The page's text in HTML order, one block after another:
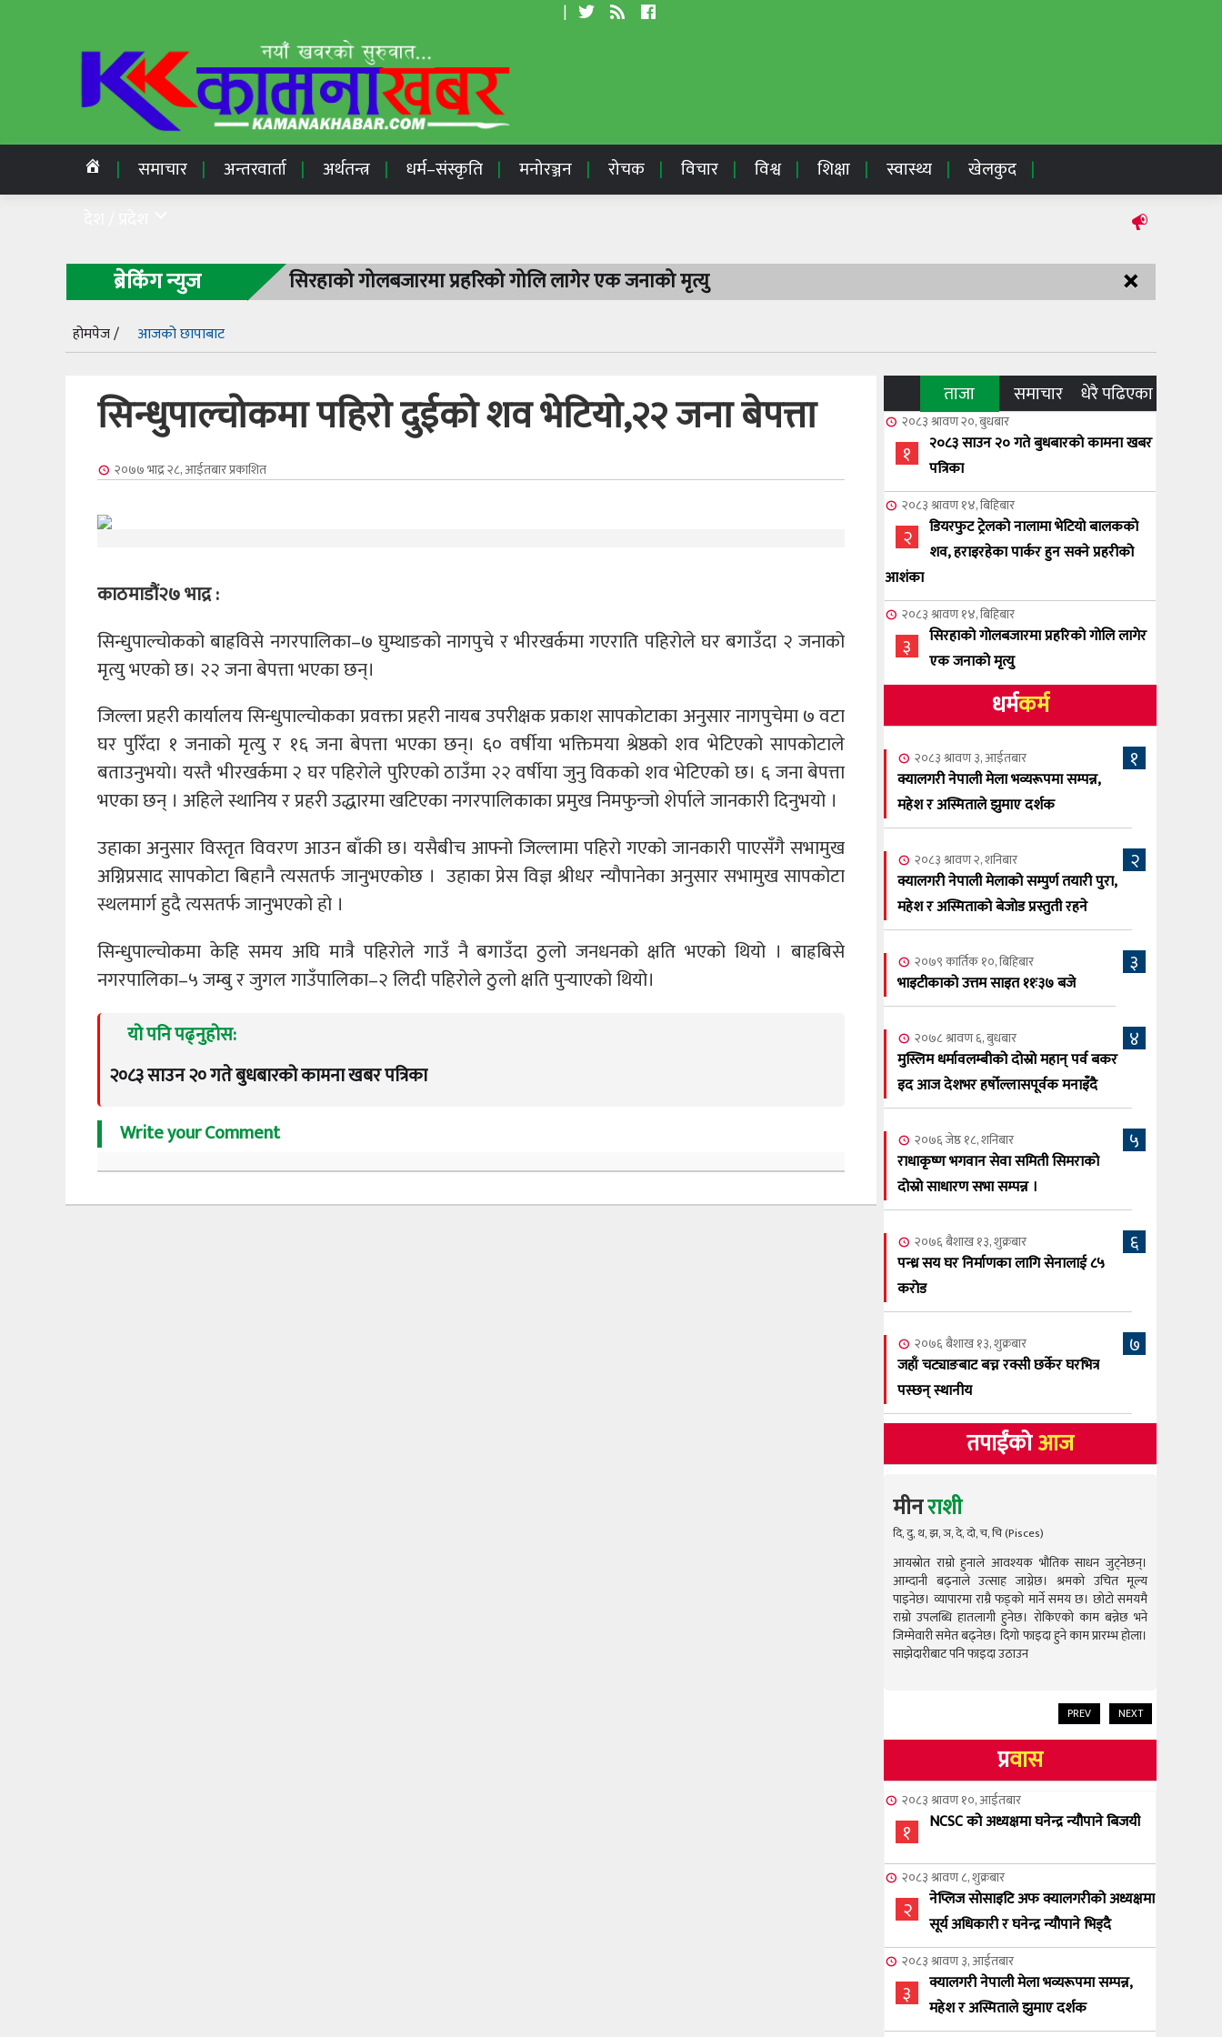
|
समाचार अन्तरवार्ता अर्थतन्त्र धर्म–संस्कृति मनोरञ्जन रोचक विचार विश्व शिक्षा स्वास्थ्य
खेलकुद
ब्रेकिंग न्युज सिरहाको गोलबजारमा प्रहरिको गोलि लागेर एक जनाको मृत्यु ×
होमपेज / आजको छापाबाट
सिन्धुपाल्चोकमा पहिरो दुईको शव भेटियो,२२ जना बेपत्ता
२०७७ भाद्र २८, आईतबारप्रकाशित
काठमाडौं२७ भाद्र :
सिन्धुपाल्चोकको बाह्रविसे नगरपालिका–७ घुम्थाङको नागपुचे र भीरखर्कमा गएराति पहिरोले घर बगाउँदा २ जनाको
मृत्यु भएको छ। २२ जना बेपत्ता भएका छन्।
जिल्ला प्रहरी कार्यालय सिन्धुपाल्चोकका प्रवक्ता प्रहरी नायब उपरीक्षक प्रकाश सापकोटाका अनुसार नागपुचेमा ७ वटा
घर पुरिँदा १ जनाको मृत्यु र १६ जना बेपत्ता भएका छन्। ६० वर्षीया भक्तिमया श्रेष्ठको शव भेटिएको सापकोटाले
बताउनुभयो। यस्तै भीरखर्कमा २ घर पहिरोले पुरिएको ठाउँमा २२ वर्षीया जुनु विकको शव भेटिएको छ। ६ जना बेपत्ता
भएका छन् । अहिले स्थानिय र प्रहरी उद्धारमा खटिएका नगरपालिकाका प्रमुख निमफुन्जो शेर्पाले जानकारी दिनुभयो ।
उहाका अनुसार विस्तृत विवरण आउन बाँकी छ। यसैबीच आफ्नो जिल्लामा पहिरो गएको जानकारी पाएसँगै सभामुख
अग्निप्रसाद सापकोटा बिहानै त्यसतर्फ जानुभएकोछ । उहाका प्रेस विज्ञ श्रीधर न्यौपानेका अनुसार सभामुख सापकोटा
स्थलमार्ग हुदै त्यसतर्फ जानुभएको हो ।
सिन्धुपाल्चोकमा केहि समय अघि मात्रै पहिरोले गाउँ नै बगाउँदा ठुलो जनधनको क्षति भएको थियो । बाह्रबिसे
नगरपालिका–५ जम्बु र जुगल गाउँपालिका–२ लिदी पहिरोले ठुलो क्षति पुर्‍याएको थियो।
यो पनि पढ्नुहोस:
२०८३ साउन २० गते बुधबारको कामना खबर पत्रिका
Write your Comment
ताजा समाचार धेरै पढिएका
२०८३ श्रावण २०, बुधबार
१
२०८३ साउन २० गते बुधबारको कामना खबर
पत्रिका
२०८३ श्रावण १४, बिहिबार
२
डियरफुट ट्रेलको नालामा भेटियो बालकको
शव, हराइरहेका पार्कर हुन सक्ने प्रहरीको
आशंका
२०८३ श्रावण १४, बिहिबार
३
सिरहाको गोलबजारमा प्रहरिको गोलि लागेर
एक जनाको मृत्यु
२०८३ श्रावण १०, आईतबार
४ NCSC को अध्यक्षमा घनेन्द्र न्यौपाने बिजयी
२०८३ श्रावण ८, शुक्रबार
५
नेप्लिज सोसाइटि अफ क्यालगरीको अध्यक्षमा
सूर्य अधिकारी र घनेन्द्र न्यौपाने भिड्दै
२०८३ श्रावण ६, बुधबार
६
२०८३ काउन ६ गते बुधबारको कामना खबर
पत्रिका
७
क्यालगरी नेपाली मेला भव्यरूपमा सम्पन्न,
महेश र अस्मिताले झुमाए दर्शक
८
क्यालगरी नेपाली मेलाको सम्पुर्ण तयारी पुरा,
महेश र अस्मिताको बेजोड प्रस्तुती रहने
धर्मकर्म
२०८३ श्रावण ३, आईतबार
क्यालगरी नेपाली मेला भव्यरूपमा सम्पन्न,
महेश र अस्मिताले झुमाए दर्शक
१
२०८३ श्रावण २, शनिबार
क्यालगरी नेपाली मेलाको सम्पुर्ण तयारी पुरा,
महेश र अस्मिताको बेजोड प्रस्तुती रहने
२
२०७९ कार्तिक १०, बिहिबार
भाइटीकाको उत्तम साइत ११ः३७ बजे
३
२०७८ श्रावण ६, बुधबार
मुस्लिम धर्मावलम्बीको दोस्रो महान् पर्व बकर
इद आज देशभर हर्षोल्लासपूर्वक मनाइँदै
४
२०७६ जेष्ठ १८, शनिबार
राधाकृष्ण भगवान सेवा समिती सिमराको
दोस्रो साधारण सभा सम्पन्न ।
५
२०७६ बैशाख १३, शुक्रबार
पन्ध्र सय घर निर्माणका लागि सेनालाई ८५
करोड
६
२०७६ बैशाख १३, शुक्रबार
जहाँ चट्याङबाट बच्न रक्सी छर्केर घरभित्र
पस्छन् स्थानीय
७
तपाईंकोआज
मीनराशी
दि, दु, थ, झ, ञ, दे, दो, च, चि (Pisces)
आयस्रोत राम्रो हुनाले आवश्यक भौतिक साधन जुट्नेछन्।
आम्दानी बढ्नाले उत्साह जाग्नेछ। श्रमको उचित मूल्य
पाइनेछ। व्यापारमा राम्रै फड्को मार्ने समय छ। छोटो समयमै
राम्रो उपलब्धि हातलागी हुनेछ। रोकिएको काम बन्नेछ भने
जिम्मेवारी समेत बढ्नेछ। दिगो फाइदा हुने काम प्रारम्भ होला।
साझेदारीबाट पनि फाइदा उठाउन
PREV NEXT
प्रवास
२०८३ श्रावण १०, आईतबार
१ NCSC को अध्यक्षमा घनेन्द्र न्यौपाने बिजयी
२०८३ श्रावण ८, शुक्रबार
२
नेप्लिज सोसाइटि अफ क्यालगरीको अध्यक्षमा
सूर्य अधिकारी र घनेन्द्र न्यौपाने भिड्दै
२०८३ श्रावण ३, आईतबार
३
क्यालगरी नेपाली मेला भव्यरूपमा सम्पन्न,
महेश र अस्मिताले झुमाए दर्शक